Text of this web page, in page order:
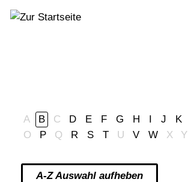
A B C D E F G H I J K
O
P Q R S T U V W X Y
A-Z Auswahl aufheben